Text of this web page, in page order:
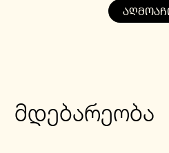
მდებარეობა